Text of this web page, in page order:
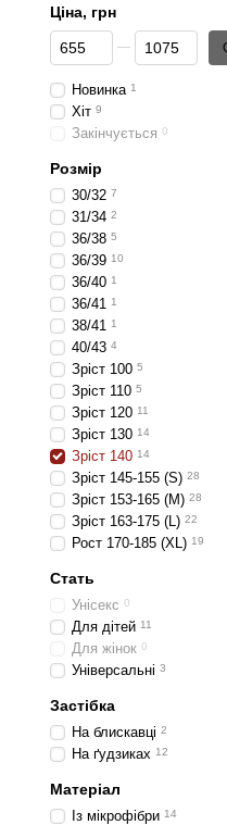
Цiна, грн
Від Цiна, грн
До Цiна, грн
Новинка 1
Хіт 9
Закінчується 0
Розмір
30/32 7
31/34 2
36/38 5
36/39 10
36/40 1
36/41 1
38/41 1
40/43 4
Зріст 100 5
Зріст 110 5
Зріст 120 11
Зріст 130 14
Зріст 140 14
Зріст 145-155 (S) 28
Зріст 153-165 (M) 28
Зріст 163-175 (L) 22
Рост 170-185 (XL) 19
Стать
Унісекс 0
Для дітей 11
Для жінок 0
Універсальні 3
Застібка
На блискавці 2
На ґудзиках 12
Матеріал
Із мікрофібри 14